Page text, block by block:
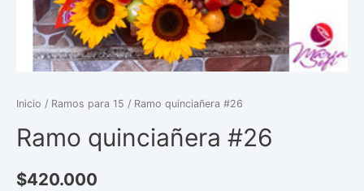
Inicio / Ramos para 15 / Ramo quinciañera #26
Ramo quinciañera #26
$420.000